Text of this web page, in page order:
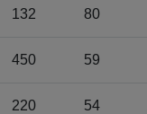
132 80
450 59
220 54